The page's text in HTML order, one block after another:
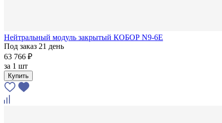
Нейтральный модуль закрытый КОБОР N9-6E
Под заказ 21 день
63 766 ₽
за 1 шт
Купить